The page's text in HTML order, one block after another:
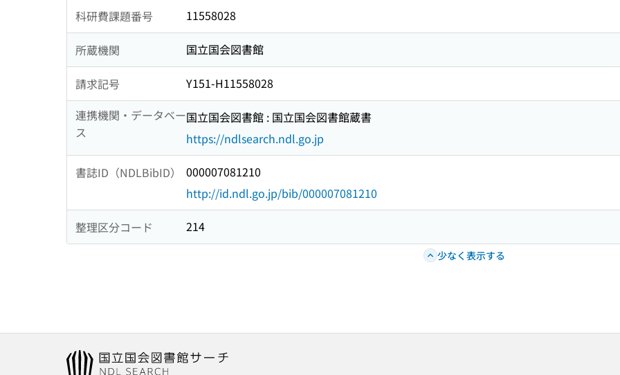
科研費課題番号 11558028
所蔵機関 国立国会図書館
請求記号
Y151-H11558028
連携機関・データベー
ス
国立国会図書館 : 国立国会図書館蔵書
https://ndlsearch.ndl.go.jp
書誌ID（NDLBibID）
000007081210
http://id.ndl.go.jp/bib/000007081210
整理区分コード 214
少なく表示する